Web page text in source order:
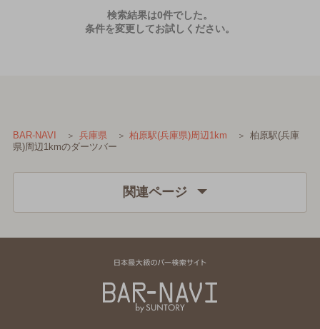
検索結果は0件でした。
条件を変更してお試しください。
BAR-NAVI 兵庫県 柏原駅(兵庫県)周辺1km
柏原駅(兵庫
県)周辺1kmのダーツバー
関連ページ